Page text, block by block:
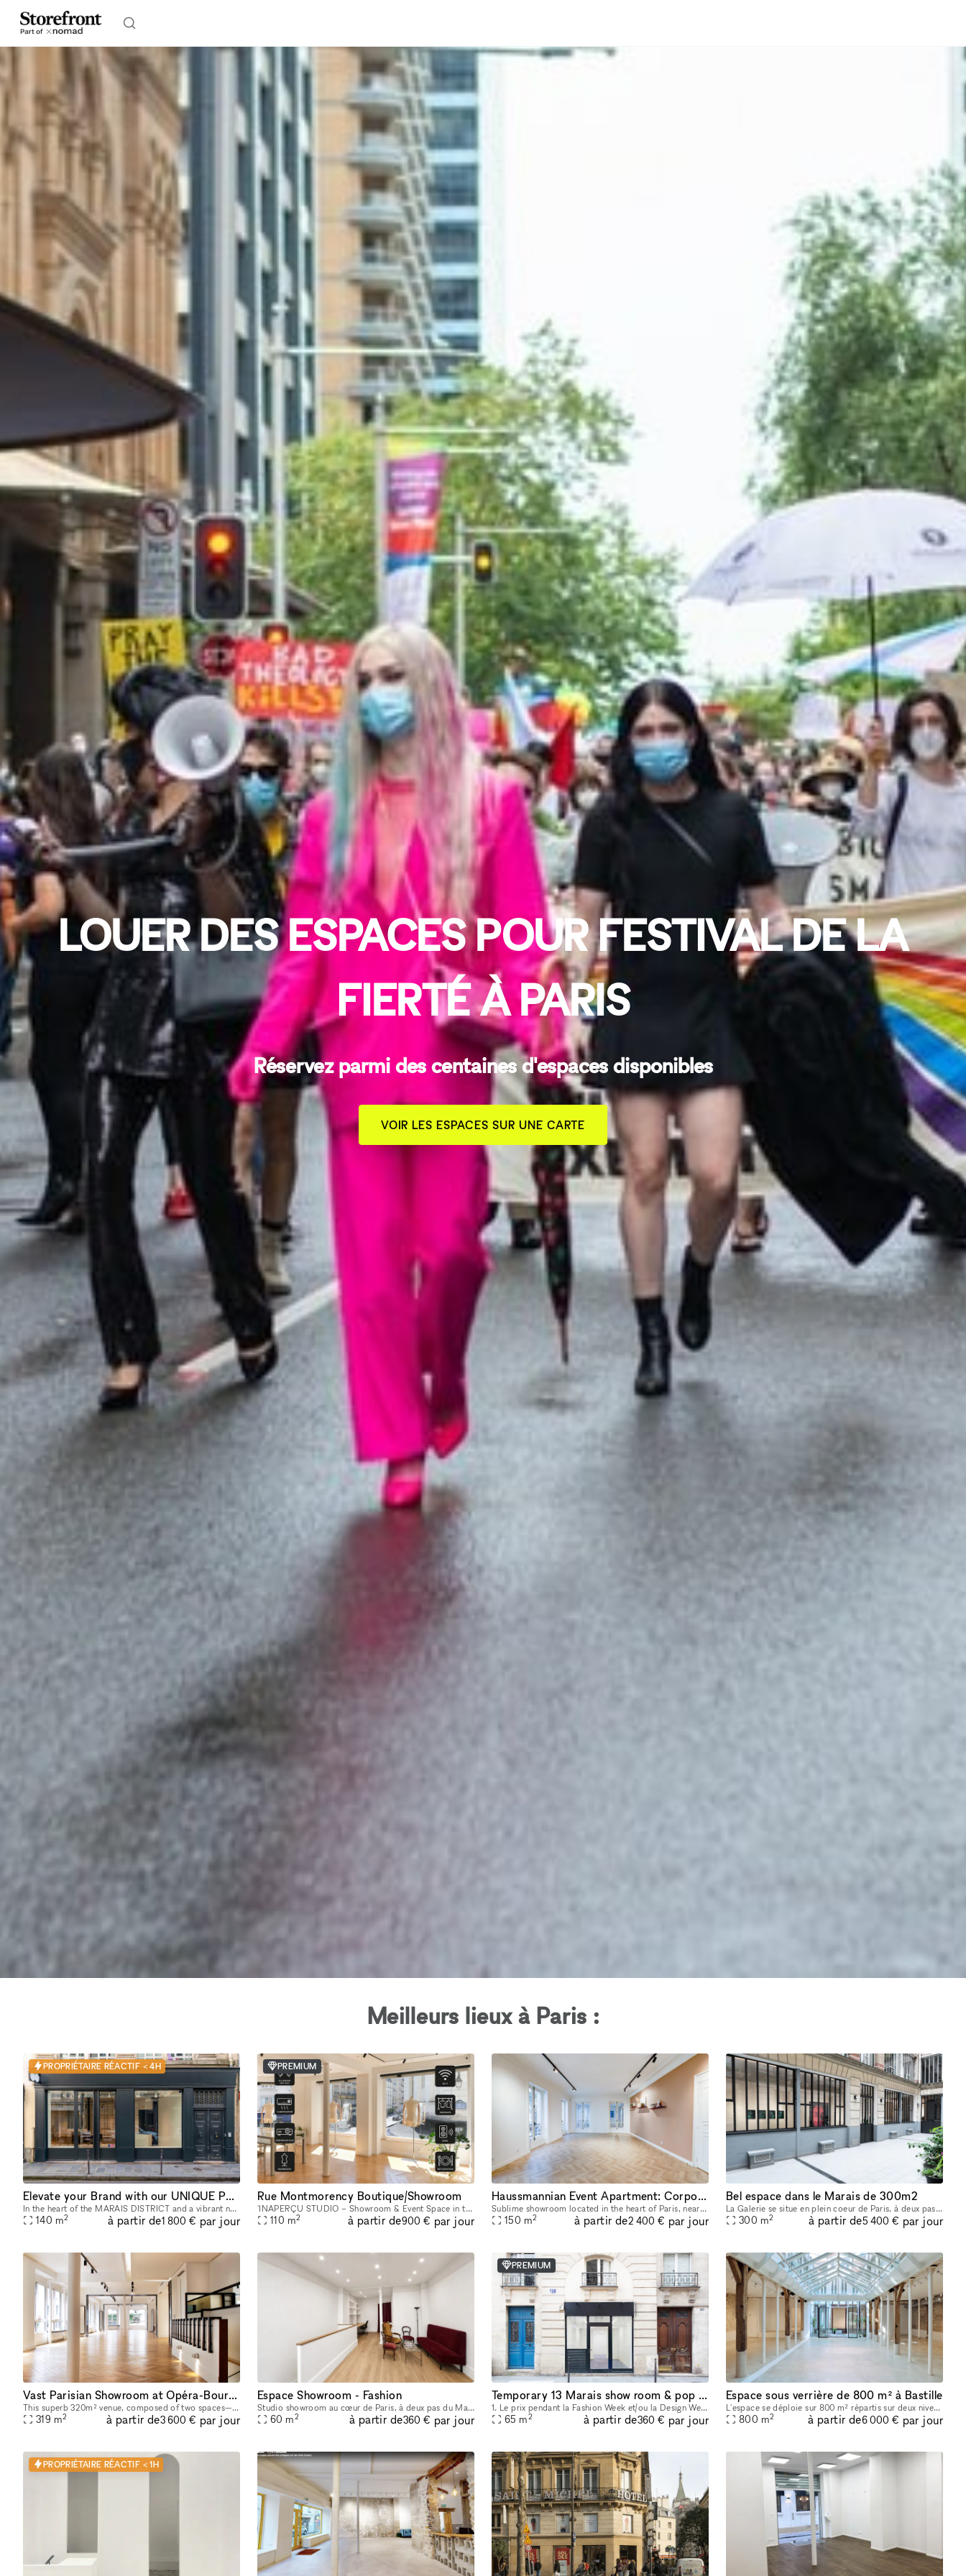
LOUER DES ESPACES POUR FESTIVAL DE LA
FIERTÉ À PARIS
Réservez parmi des centaines d'espaces disponibles
VOIR LES ESPACES SUR UNE CARTE
Meilleurs lieux à Paris :
PROPRIÉTAIRE RÉACTIF < 4H
Elevate your Brand with our UNIQUE POP UP SPACE in PARIS Marais
In the heart of the MARAIS DISTRICT and a vibrant neighborhood, our space provides you with an outstanding FRONTAGE, VOLUME and ARCHITECTURE. The location is very interesting as it is on a real sho
140 m2 à partir de1 800 € par jour
PREMIUM
Rue Montmorency Boutique/Showroom
'INAPERÇU STUDIO – Showroom & Event Space in the Heart of Le Marais Located in the heart of Le Marais, one of Paris's most vibrant and sought-after neighborhoods, L'INAPERÇU STUDIO is a versatile ve
110 m2 à partir de900 € par jour
Haussmannian Event Apartment: Corporate Seminars, Conferences, Showrooms...
Sublime showroom located in the heart of Paris, near the Montorgueil and Marais districts. Imbued with typical Parisian charm, the showroom offers an incomparable showcase. You can rent it to highlig
150 m2 à partir de2 400 € par jour
Bel espace dans le Marais de 300m2
La Galerie se situe en plein coeur de Paris, à deux pas du Centre Pompidou et de la rue des Archives. Cet espace de 300m2 a été entièrement rénové en 2022 afin d’acceuillir un nouvel espace d’exposit
300 m2 à partir de5 400 € par jour
Vast Parisian Showroom at Opéra-Bourse
This superb 320m² venue, composed of two spaces—a 220m² area on the first floor and a 100m² room on the ground floor—is available for short-term rental to host your Showrooms, Pop-Up Stores, Temporar
319 m2 à partir de3 600 € par jour
Espace Showroom - Fashion
Studio showroom au cœur de Paris, à deux pas du Marais, situé au 17 rue de Nice. Cet espace au charme typiquement parisien est idéal pour les showrooms, présentations de collections, pop-ups et événe
60 m2 à partir de360 € par jour
PREMIUM
Temporary 13 Marais show room & pop up
1. Le prix pendant la Fashion Week et/ou la Design Week est de 1875 € par jour et 11 250 € par semaine. Profitez de notre espace polyvalent idéal pour les showrooms de mode, les produits de luxe, les
65 m2 à partir de360 € par jour
Espace sous verrière de 800 m² à Bastille
L'espace se déploie sur 800 m² répartis sur deux niveaux dont un espace central sous une verrière de 465 m² avec un patio extérieur de 30 m². Vous trouverez en pièce jointe une présentation détaillée
800 m2 à partir de6 000 € par jour
PROPRIÉTAIRE RÉACTIF < 1H